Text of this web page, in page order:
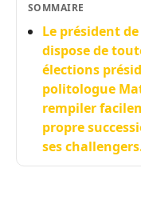
SOMMAIRE
Le président
dispose de
élections
politologue
rempiler
propre
ses